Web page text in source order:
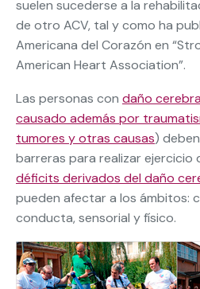
suelen sucederse a la
de otro ACV, tal y como ha
Americana del Corazón en
American Heart Association”.
Las personas con daño
causado además por
tumores y otras causas)
barreras para realizar ejercicio
déficits derivados del daño
pueden afectar a los ámbitos:
conducta, sensorial y físico.